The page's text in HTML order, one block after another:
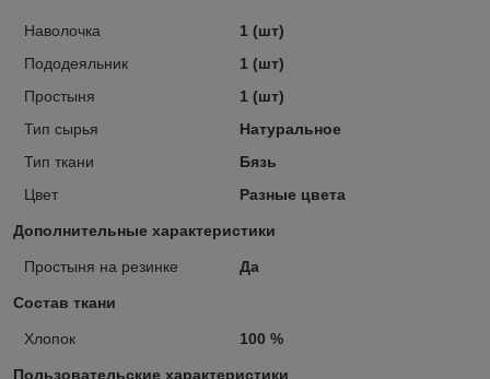
Наволочка
1 (шт)
Пододеяльник
1 (шт)
Простыня
1 (шт)
Тип сырья
Натуральное
Тип ткани
Бязь
Цвет
Разные цвета
Дополнительные характеристики
Простыня на резинке Да
Состав ткани
Хлопок 100 %
Пользовательские характеристики